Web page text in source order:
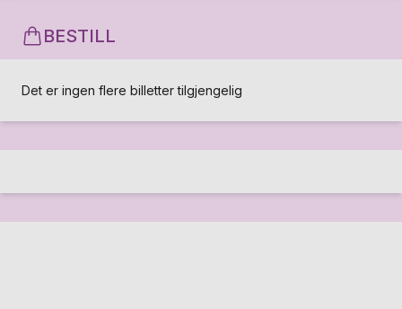
BESTILL
Det er ingen flere billetter tilgjengelig